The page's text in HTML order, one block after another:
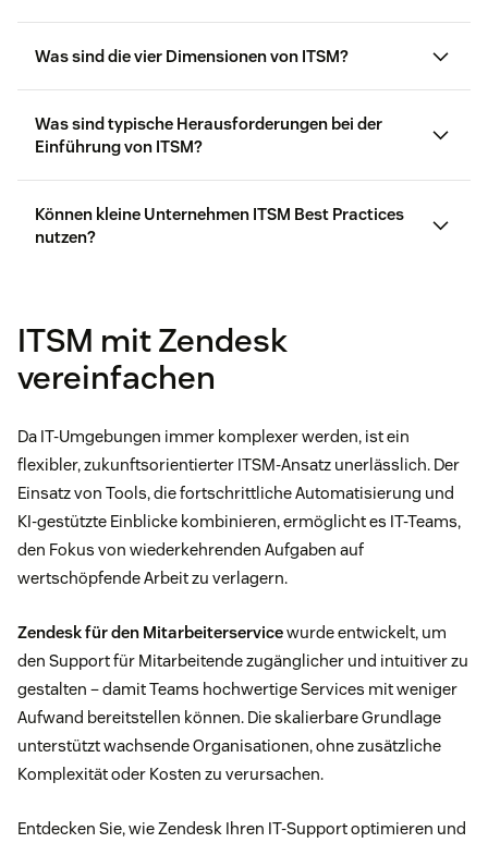
Was sind die vier Dimensionen von ITSM?
Organisationen und Menschen
Information und Technologie
Partner und Lieferanten
Wertströme und Prozesse
Was sind typische Herausforderungen bei der
Einführung von ITSM?
Unklare oder inkonsistente Prozesse
Schwierigkeiten bei der Integration neuer Tools in
bestehende Systeme
Können kleine Unternehmen ITSM Best Practices
nutzen?
ITSM mit Zendesk
vereinfachen
Da IT-Umgebungen immer komplexer werden, ist ein
flexibler, zukunftsorientierter ITSM-Ansatz unerlässlich. Der
Einsatz von Tools, die fortschrittliche Automatisierung und
KI-gestützte Einblicke kombinieren, ermöglicht es IT-Teams,
den Fokus von wiederkehrenden Aufgaben auf
wertschöpfende Arbeit zu verlagern.
Zendesk für den Mitarbeiterservicewurde entwickelt, um
den Support für Mitarbeitende zugänglicher und intuitiver zu
gestalten – damit Teams hochwertige Services mit weniger
Aufwand bereitstellen können. Die skalierbare Grundlage
unterstützt wachsende Organisationen, ohne zusätzliche
Komplexität oder Kosten zu verursachen.
Entdecken Sie, wie Zendesk Ihren IT-Support optimieren und